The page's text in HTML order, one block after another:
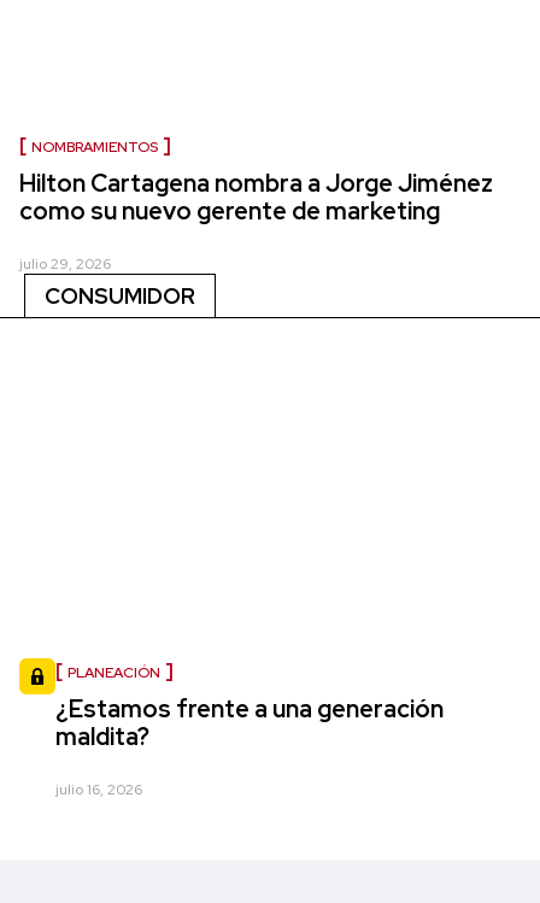
NOMBRAMIENTOS
Hilton Cartagena nombra a Jorge Jiménez
como su nuevo gerente de marketing
julio 29, 2026
CONSUMIDOR
PLANEACIÓN
¿Estamos frente a una generación
maldita?
julio 16, 2026